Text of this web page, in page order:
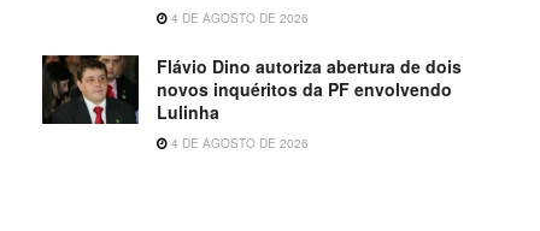
4 DE AGOSTO DE 2026
Flávio Dino autoriza abertura de dois
novos inquéritos da PF envolvendo
Lulinha
4 DE AGOSTO DE 2026